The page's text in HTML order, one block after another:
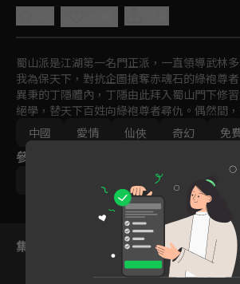
蜀山派是江湖第一名門正派，一直領導武林
我為保天下，對抗企圖搶奪赤魂石的綠袍尊
異秉的丁隱體內，丁隱由此拜入蜀山門下修
絕學，替天下百姓向綠袍尊者尋仇。偶然間
無心竟然與他逝去的愛妻長得一模一樣，二
山劍派內部亦暗流涌動，一場武林浩劫即將
中國
愛情 仙俠 奇幻 免
參與演員
吳奇隆 文詠珊
集數列表